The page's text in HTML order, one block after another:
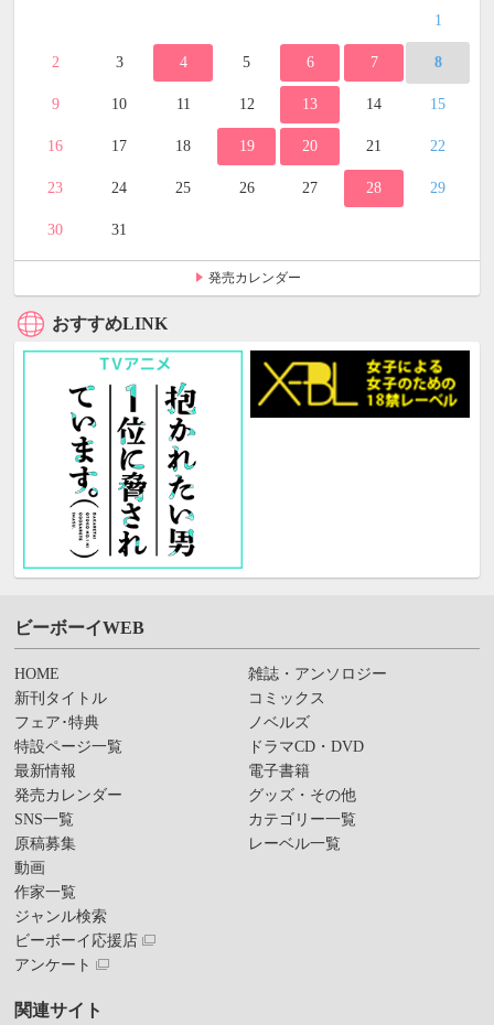
1
2 3 4 5 6 7 8
9 10 11 12 13 14 15
16 17 18 19 20 21 22
23 24 25 26 27 28 29
30 31
発売カレンダー
おすすめLINK
ビーボーイWEB
HOME
新刊タイトル
フェア･特典
特設ページ一覧
最新情報
発売カレンダー
SNS一覧
原稿募集
動画
作家一覧
ジャンル検索
ビーボーイ応援店
アンケート
雑誌・アンソロジー
コミックス
ノベルズ
ドラマCD・DVD
電子書籍
グッズ・その他
カテゴリー一覧
レーベル一覧
関連サイト